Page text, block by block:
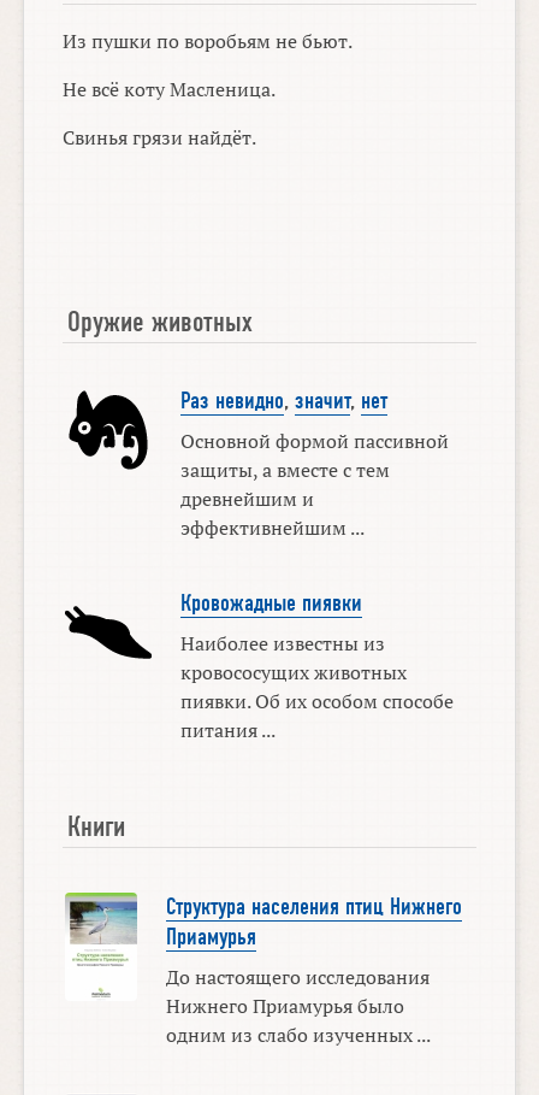
Из пушки по воробьям не бьют.
Не всё коту Масленица.
Свинья грязи найдёт.
Оружие животных
Раз невидно, значит, нет
Основной формой пассивной
защиты, а вместе с тем
древнейшим и
эффективнейшим ...
Кровожадные пиявки
Наиболее известны из
кровососущих животных
пиявки. Об их особом способе
питания ...
Книги
Структура населения птиц Нижнего
Приамурья
До настоящего исследования
Нижнего Приамурья было
одним из слабо изученных ...